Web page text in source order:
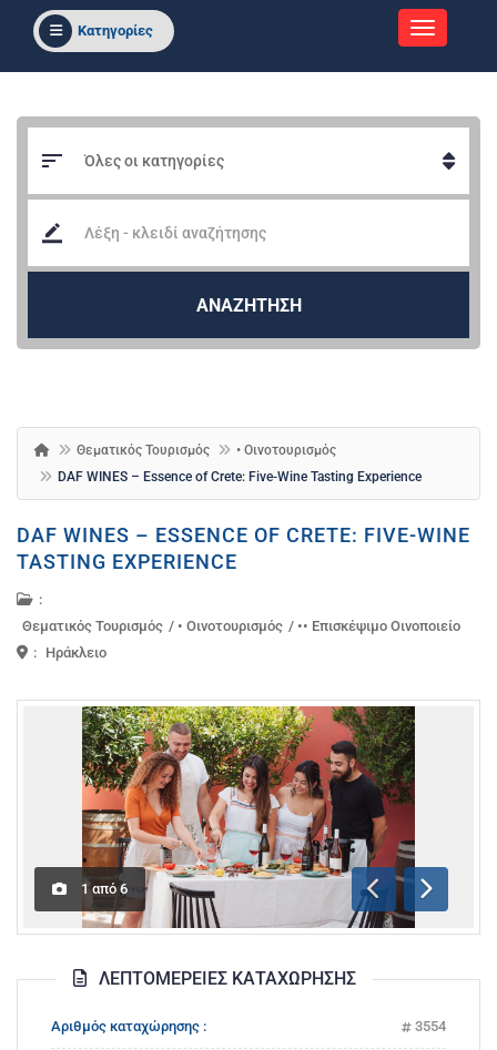
Κατηγορίες
ΑΝΑΖΗΤΗΣΗ
Θεματικός Τουρισμός
• Οινοτουρισμός
DAF WINES – Essence of Crete: Five-Wine Tasting Experience
DAF WINES – ESSENCE OF CRETE: FIVE-WINE
TASTING EXPERIENCE
:
Θεματικός Τουρισμός / • Οινοτουρισμός / •• Επισκέψιμο Οινοποιείο
: Ηράκλειο
1 από 6
Προηγούμενη
Επόμενη
ΛΕΠΤΟΜΈΡΕΙΕΣ ΚΑΤΑΧΏΡΗΣΗΣ
Αριθμός καταχώρησης : 3554